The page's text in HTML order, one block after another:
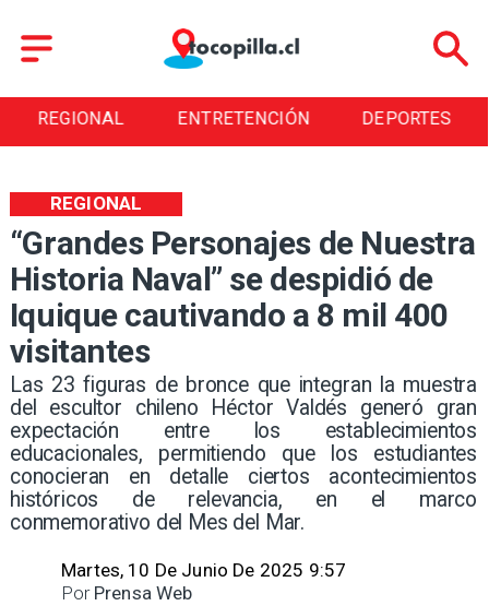
REGIONAL ENTRETENCIÓN DEPORTES
“Grandes Personajes de Nuestra
Historia Naval” se despidió de
Iquique cautivando a 8 mil 400
visitantes
Las 23 figuras de bronce que integran la muestra
del escultor chileno Héctor Valdés generó gran
expectación entre los establecimientos
educacionales, permitiendo que los estudiantes
conocieran en detalle ciertos acontecimientos
históricos de relevancia, en el marco
conmemorativo del Mes del Mar.
REGIONAL
Martes, 10 De Junio De 2025 9:57
Prensa Web
Por